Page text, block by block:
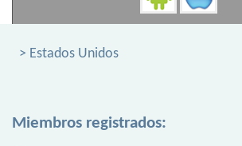
> Estados Unidos
Miembros registrados: